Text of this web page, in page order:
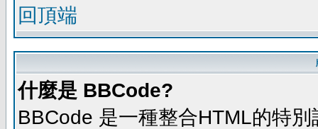
回頂端
什麼是 BBCode?
BBCode 是一種整合HTML的特